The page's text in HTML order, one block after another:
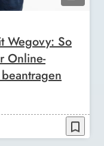
Wegovy: So
Online-
bookmark_border